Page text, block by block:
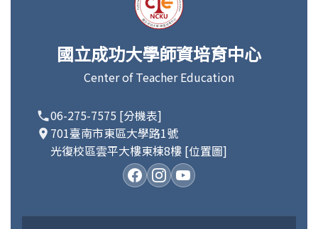
國立成功大學師資培育中心
Center of Teacher Education
06-275-7575 [分機表]
701臺南市東區大學路1號
光復校區雲平大樓東棟8樓 [位置圖]